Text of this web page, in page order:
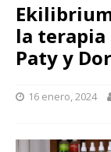
la
Paty y
16 enero, 2024